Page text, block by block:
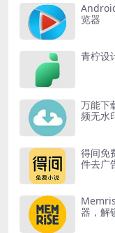
览器
青柠设
万能下
频无水
得间免
件去广
器，解